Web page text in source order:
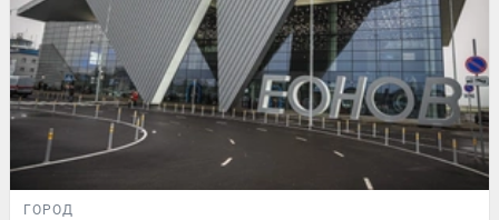
ГОРОД